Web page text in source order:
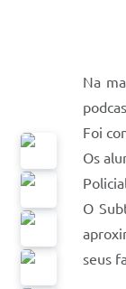
Na
Foi
Os
O
seus